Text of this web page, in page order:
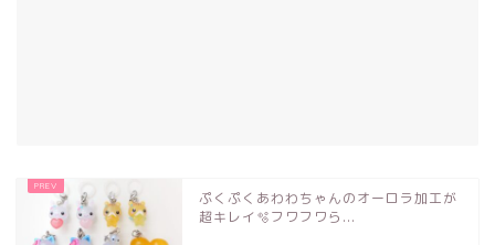
ぷくぷくあわわちゃんのオーロラ加工が
超キレイ🫧フワフワら...